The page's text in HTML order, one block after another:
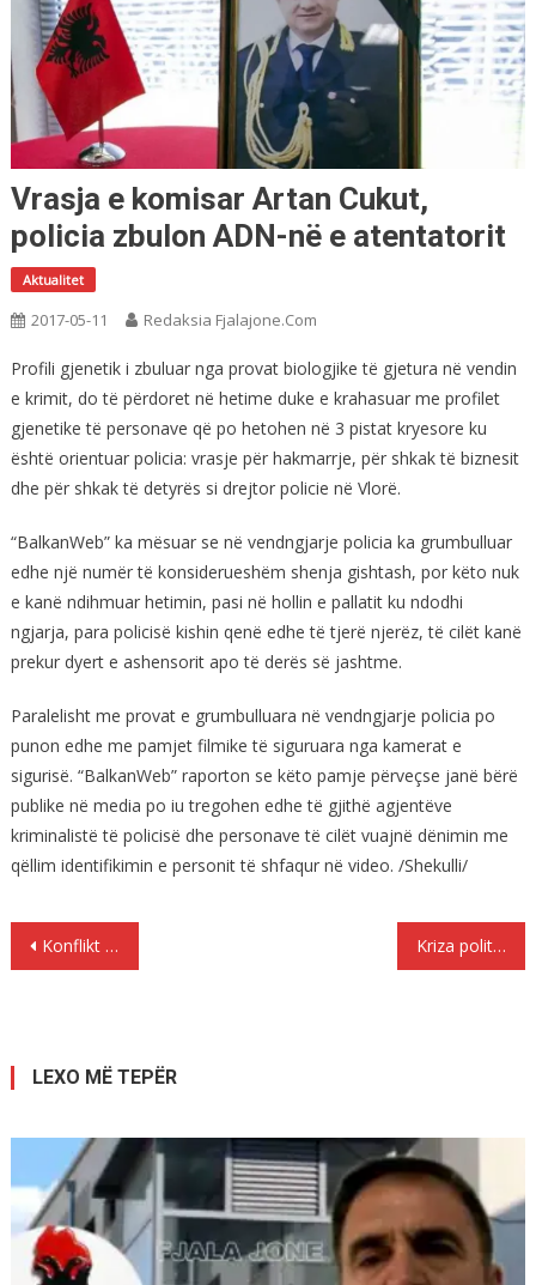
Vrasja e komisar Artan Cukut,
policia zbulon ADN-në e atentatorit
Aktualitet
2017-05-11 Redaksia Fjalajone.com
Profili gjenetik i zbuluar nga provat biologjike të gjetura në vendin
e krimit, do të përdoret në hetime duke e krahasuar me profilet
gjenetike të personave që po hetohen në 3 pistat kryesore ku
është orientuar policia: vrasje për hakmarrje, për shkak të biznesit
dhe për shkak të detyrës si drejtor policie në Vlorë.
“BalkanWeb” ka mësuar se në vendngjarje policia ka grumbulluar
edhe një numër të konsiderueshëm shenja gishtash, por këto nuk
e kanë ndihmuar hetimin, pasi në hollin e pallatit ku ndodhi
ngjarja, para policisë kishin qenë edhe të tjerë njerëz, të cilët kanë
prekur dyert e ashensorit apo të derës së jashtme.
Paralelisht me provat e grumbulluara në vendngjarje policia po
punon edhe me pamjet filmike të siguruara nga kamerat e
sigurisë. “BalkanWeb” raporton se këto pamje përveçse janë bërë
publike në media po iu tregohen edhe të gjithë agjentëve
kriminalistë të policisë dhe personave të cilët vuajnë dënimin me
qëllim identifikimin e personit të shfaqur në video. /Shekulli/
Lëvizje
Konflikt për pronat, plagoset me sëpatë në bark 25-vjeçari Kriza politike, Hahn deklaratë për qytetarët shqiptarë: Jemi përpjekur për të zgjidhur situatën…
LEXO MË TEPËR